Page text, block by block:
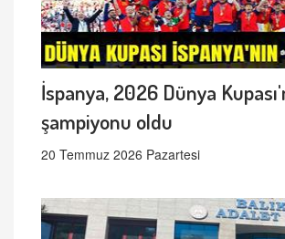
İspanya, 2026 Dünya
şampiyonu oldu
20 Temmuz 2026 Pazartesi